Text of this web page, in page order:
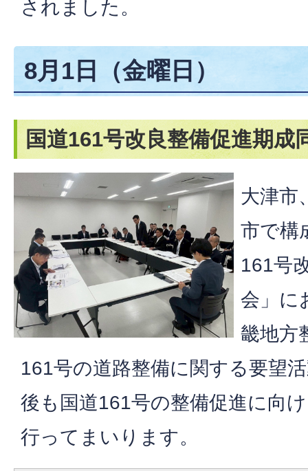
されました。
8月1日（金曜日）
国道161号改良整備促進期成
大津市
市で構
161号
会」に
畿地方
161号の道路整備に関する要望
後も国道161号の整備促進に向
行ってまいります。